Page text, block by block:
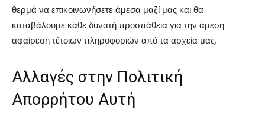
θερμά να επικοινωνήσετε άμεσα μαζί μας και θα
καταβάλουμε κάθε δυνατή προσπάθεια για την άμεση
αφαίρεση τέτοιων πληροφοριών από τα αρχεία μας.
Αλλαγές στην Πολιτική
Απορρήτου Αυτή